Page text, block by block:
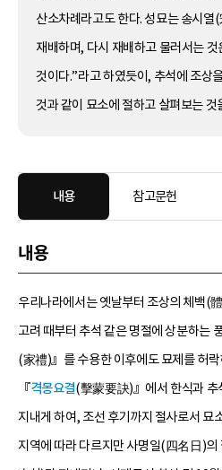
산소차례라고도 한다. 성묘는 송시열
재배하며, 다시 재배하고 물러서는
것이다.”라고 하였듯이, 추석에 조상
것과 같이 묘소에 절하고 살펴보는 것
내용 참고문헌
내용
우리나라에서는 옛날부터 조상의 체백(
고려 때부터 추석 같은 명절에 상분하는
(家禮)』를 수용한 이후에도 묘제를 허
『격몽요결(擊蒙要訣)』에서 한식과 추
지내게 하여, 조선 후기까지 절사로서 묘
지역에 따라 다르지만 사명일(四名日)의